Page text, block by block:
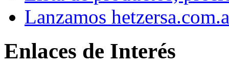
Lanzamos
Enlaces de Interés